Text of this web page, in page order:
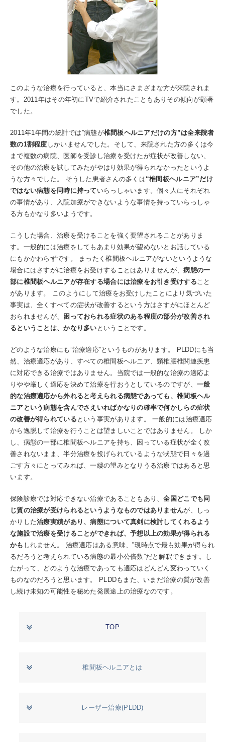
このような治療を行っていると、本当にさまざまな方が来院されま
す。2011年はその年初にTVで紹介されたこともありその傾向が顕著
でした。
2011年1年間の統計では”病態が椎間板ヘルニアだけの方”は全来院者
数の1割程度 しかいませんでした。そして、来院された方の多くは今
まで複数の病院、医師を受診し治療を受けたが症状が改善しない、
その他の治療を試してみたがやはり効果が得られなかったというよ
うな方々でした。 そうした患者さんの多くは“椎間板ヘルニア”だけ
ではない病態を同時に持って いらっしゃいます。個々人にそれぞれ
の事情があり、入院加療ができないような事情を持っていらっしゃ
る方もかなり多いようです。
こうした場合、治療を受けることを強く要望されることがありま
す。一般的には治療をしてもあまり効果が望めないとお話している
にもかかわらずです。 まったく椎間板ヘルニアがないというような
場合にはさすがに治療をお受けすることはありませんが、病態の一
部に椎間板ヘルニアが存在する場合には治療をお引き受けする こと
があります。 このようにして治療をお受けしたことにより気づいた
事実は、全くすべての症状が改善するという方はさすがにほとんど
おられませんが、
困っておられる症状のある程度の部分が改善され
るということは、かなり多い ということです。
どのような治療にも”治療適応”というものがあります。 PLDDにも当
然、治療適応があり、すべての椎間板ヘルニア、頸椎腰椎関連疾患
に対応できる治療ではありません。当院では一般的な治療の適応よ
りやや厳しく適応を決めて治療を行おうとしているのですが、 一般
的な治療適応から外れると考えられる病態であっても、椎間板ヘル
ニアという病態を含んでさえいればかなりの確率で何かしらの症状
の改善が得られている という事実があります。 一般的には治療適応
から逸脱して治療を行うことは望ましいことではありません。 しか
し、病態の一部に椎間板ヘルニアを持ち、困っている症状が全く改
善されないまま、半分治療を投げられているような状態で日々を過
ごす方々にとってみれば、一縷の望みとなりうる治療ではあると思
います。
保険診療では対応できない治療であることもあり、全国どこでも同
じ質の治療が受けられるというようなものではありませんが、しっ
かりした治療実績があり、病態について真剣に検討してくれるよう
な施設で治療を受けることができれば、予想以上の効果が得られる
かも しれません。 治療適応はある意味、”現時点で最も効果が得られ
るだろうと考えられている病態の最小公倍数”だと解釈できます。し
たがって、どのような治療であっても適応はどんどん変わっていく
ものなのだろうと思います。 PLDDもまた、いまだ治療の質が改善
し続け未知の可能性を秘めた発展途上の治療なのです。
TOP
椎間板ヘルニアとは
レーザー治療(PLDD)